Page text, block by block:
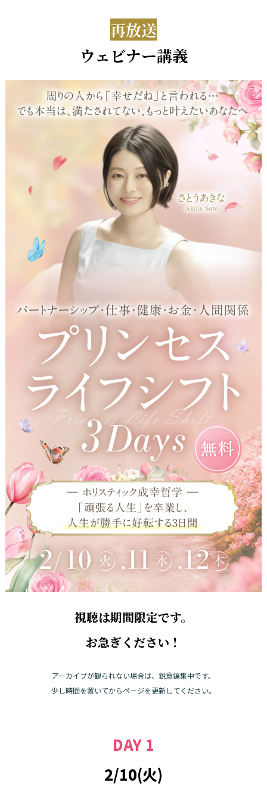
再放送
ウェビナー講義
視聴は期間限定です。
お急ぎください！
アーカイブが観られない場合は、鋭意編集中です。
少し時間を置いてからページを更新してください。
DAY 1
2/10(火)